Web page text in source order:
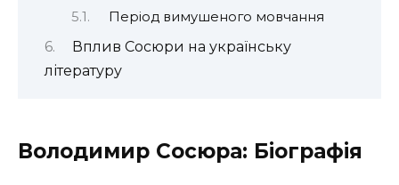
Період вимушеного мовчання
Вплив Сосюри на українську
літературу
Володимир Сосюра: Біографія